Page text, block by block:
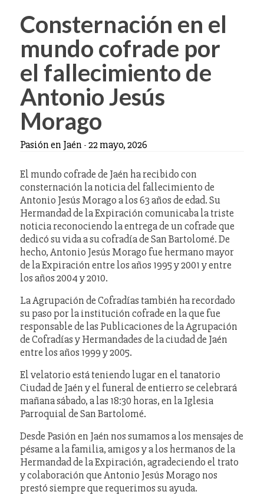
Consternación en el
mundo cofrade por
el fallecimiento de
Antonio Jesús
Morago
Pasión en Jaén -22 mayo, 2026
El mundo cofrade de Jaén ha recibido con
consternación la noticia del fallecimiento de
Antonio Jesús Morago a los 63 años de edad. Su
Hermandad de la Expiración comunicaba la triste
noticia reconociendo la entrega de un cofrade que
dedicó su vida a su cofradía de San Bartolomé. De
hecho, Antonio Jesús Morago fue hermano mayor
de la Expiración entre los años 1995 y 2001 y entre
los años 2004 y 2010.
La Agrupación de Cofradías también ha recordado
su paso por la institución cofrade en la que fue
responsable de las Publicaciones de la Agrupación
de Cofradías y Hermandades de la ciudad de Jaén
entre los años 1999 y 2005.
El velatorio está teniendo lugar en el tanatorio
Ciudad de Jaén y el funeral de entierro se celebrará
mañana sábado, a las 18:30 horas, en la Iglesia
Parroquial de San Bartolomé.
Desde Pasión en Jaén nos sumamos a los mensajes de
pésame a la familia, amigos y a los hermanos de la
Hermandad de la Expiración, agradeciendo el trato
y colaboración que Antonio Jesús Morago nos
prestó siempre que requerimos su ayuda.